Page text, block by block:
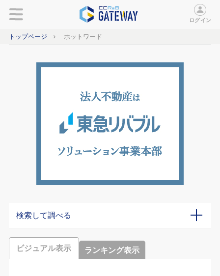
ログイン
トップページ ホットワード
検索して調べる
ビジュアル表示 ランキング表示